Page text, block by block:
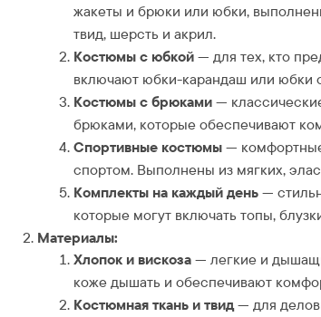
жакеты и брюки или юбки,
твид, шерсть и акрил.
Костюмы с юбкой— для тех, кто
включают юбки-карандаш или юбки
Костюмы с брюками—
брюками, которые обеспечивают
Спортивные костюмы—
спортом. Выполнены из мягких,
Комплекты на каждый день—
которые могут включать топы,
Материалы:
Хлопок и вискоза— легкие и
коже дышать и обеспечивают
Костюмная ткань и твид— для